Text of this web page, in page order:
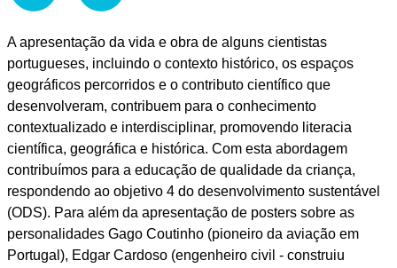
A apresentação da vida e obra de alguns cientistas
portugueses, incluindo o contexto histórico, os espaços
geográficos percorridos e o contributo científico que
desenvolveram, contribuem para o conhecimento
contextualizado e interdisciplinar, promovendo literacia
científica, geográfica e histórica. Com esta abordagem
contribuímos para a educação de qualidade da criança,
respondendo ao objetivo 4 do desenvolvimento sustentável
(ODS). Para além da apresentação de posters sobre as
personalidades Gago Coutinho (pioneiro da aviação em
Portugal), Edgar Cardoso (engenheiro civil - construiu